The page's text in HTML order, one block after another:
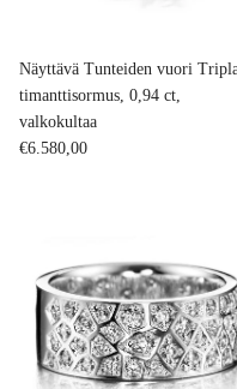
Näyttävä Tunteiden vuori
timanttisormus, 0,94 ct,
valkokultaa
Normaalihinta
€6.580,00